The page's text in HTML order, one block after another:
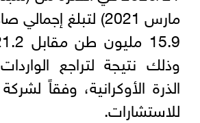
مارس 2021) لتبلغ
وذلك نتيجة لتراجع الواردات
للاستشارات.